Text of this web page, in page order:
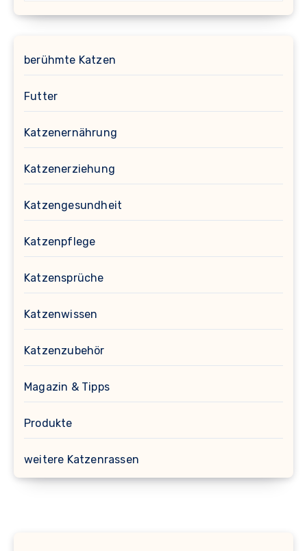
berühmte Katzen
Futter
Katzenernährung
Katzenerziehung
Katzengesundheit
Katzenpflege
Katzensprüche
Katzenwissen
Katzenzubehör
Magazin & Tipps
Produkte
weitere Katzenrassen